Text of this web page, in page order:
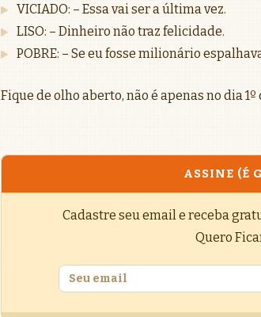
VICIADO: – Essa vai ser a última vez.
LISO: – Dinheiro não traz felicidade.
POBRE: – Se eu fosse milionário
Fique de olho aberto, não é apenas no dia
ASSINE (É
Cadastre seu email e receba
Quero